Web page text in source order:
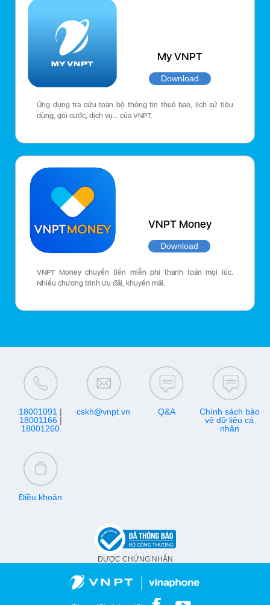
My VNPT
Download
Ứng dụng tra cứu toàn bộ thông tin thuê bao, lịch sử tiêu
dùng, gói cước, dịch vụ… của VNPT.
VNPT Money
Download
VNPT Money chuyển tiền miễn phí thanh toán mọi lúc.
Nhiều chương trình ưu đãi, khuyến mãi.
18001091 |
18001166|
18001260
cskh@vnpt.vn Q&A
Chính sách bảo
vệ dữ liệu cá
nhân
Điều khoản
ĐƯỢC CHỨNG NHẬN